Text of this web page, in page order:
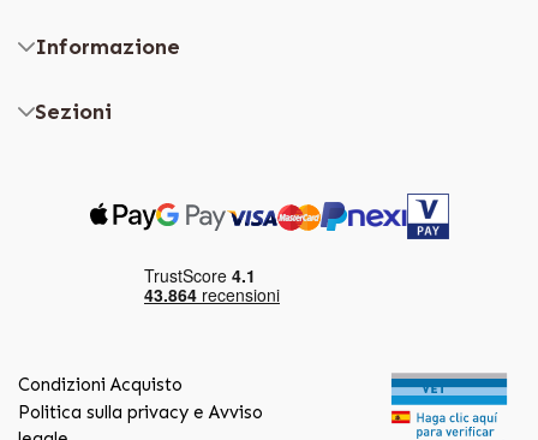
Informazione
Sezioni
Condizioni Acquisto
Politica sulla privacy e Avviso